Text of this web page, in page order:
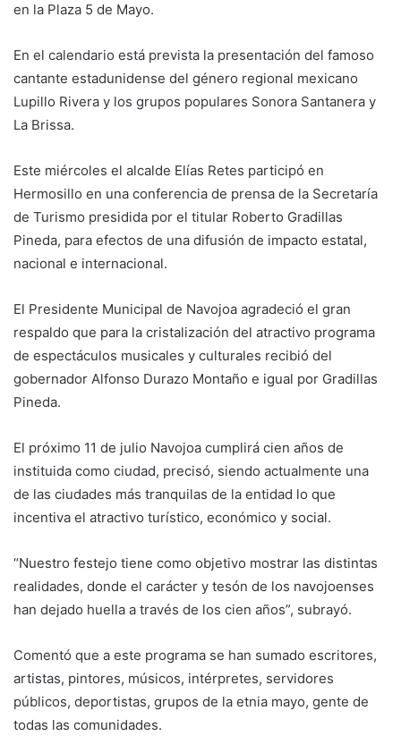
en la Plaza 5 de Mayo.
En el calendario está prevista la presentación del famoso
cantante estadunidense del género regional mexicano
Lupillo Rivera y los grupos populares Sonora Santanera y
La Brissa.
Este miércoles el alcalde Elías Retes participó en
Hermosillo en una conferencia de prensa de la Secretaría
de Turismo presidida por el titular Roberto Gradillas
Pineda, para efectos de una difusión de impacto estatal,
nacional e internacional.
El Presidente Municipal de Navojoa agradeció el gran
respaldo que para la cristalización del atractivo programa
de espectáculos musicales y culturales recibió del
gobernador Alfonso Durazo Montaño e igual por Gradillas
Pineda.
El próximo 11 de julio Navojoa cumplirá cien años de
instituida como ciudad, precisó, siendo actualmente una
de las ciudades más tranquilas de la entidad lo que
incentiva el atractivo turístico, económico y social.
“Nuestro festejo tiene como objetivo mostrar las distintas
realidades, donde el carácter y tesón de los navojoenses
han dejado huella a través de los cien años”, subrayó.
Comentó que a este programa se han sumado escritores,
artistas, pintores, músicos, intérpretes, servidores
públicos, deportistas, grupos de la etnia mayo, gente de
todas las comunidades.